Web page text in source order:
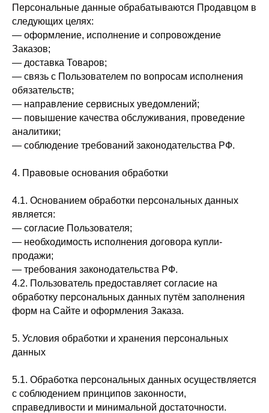
Персональные данные обрабатываются Продавцом в
следующих целях:
— оформление, исполнение и сопровождение
Заказов;
— доставка Товаров;
— связь с Пользователем по вопросам исполнения
обязательств;
— направление сервисных уведомлений;
— повышение качества обслуживания, проведение
аналитики;
— соблюдение требований законодательства РФ.
4. Правовые основания обработки
4.1. Основанием обработки персональных данных
является:
— согласие Пользователя;
— необходимость исполнения договора купли-
продажи;
— требования законодательства РФ.
4.2. Пользователь предоставляет согласие на
обработку персональных данных путём заполнения
форм на Сайте и оформления Заказа.
5. Условия обработки и хранения персональных
данных
5.1. Обработка персональных данных осуществляется
с соблюдением принципов законности,
справедливости и минимальной достаточности.